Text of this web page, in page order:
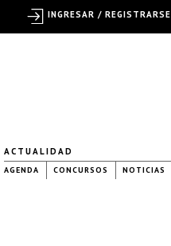
ACTUALIDAD
AGENDA CONCURSOS NOTICIAS
INGRESAR / REGISTRARSE